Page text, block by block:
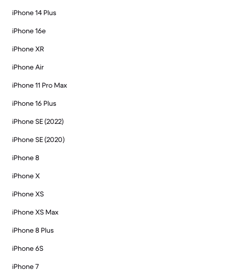
iPhone 14 Plus
iPhone 16e
iPhone XR
iPhone Air
iPhone 11 Pro Max
iPhone 16 Plus
iPhone SE (2022)
iPhone SE (2020)
iPhone 8
iPhone X
iPhone XS
iPhone XS Max
iPhone 8 Plus
iPhone 6S
iPhone 7